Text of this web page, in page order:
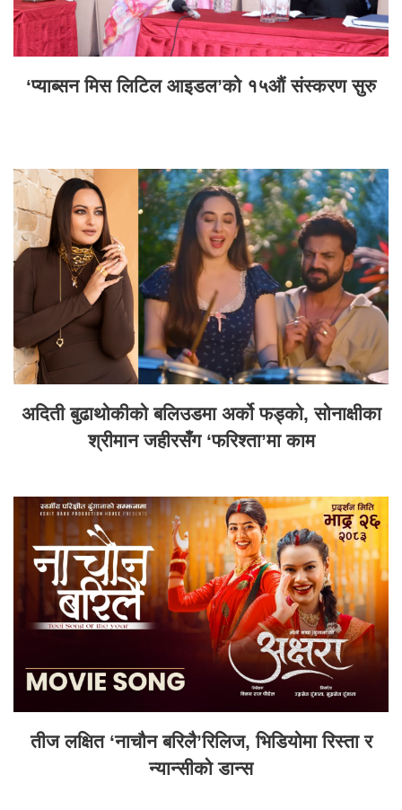
‘प्याब्सन मिस लिटिल आइडल’को १५औं संस्करण सुरु
अदिती बुढाथोकीको बलिउडमा अर्को फड्को, सोनाक्षीका
श्रीमान जहीरसँग ‘फरिश्ता’मा काम
तीज लक्षित ‘नाचौन बरिलै’रिलिज, भिडियोमा रिस्ता र
न्यान्सीको डान्स